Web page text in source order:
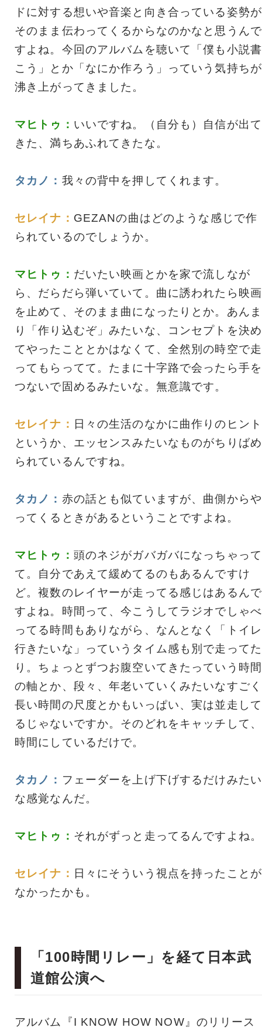
ドに対する想いや音楽と向き合っている姿勢が
そのまま伝わってくるからなのかなと思うんで
すよね。今回のアルバムを聴いて「僕も小説書
こう」とか「なにか作ろう」っていう気持ちが
沸き上がってきました。
マヒトゥ： いいですね。（自分も）自信が出て
きた、満ちあふれてきたな。
タカノ： 我々の背中を押してくれます。
セレイナ： GEZANの曲はどのような感じで作
られているのでしょうか。
マヒトゥ： だいたい映画とかを家で流しなが
ら、だらだら弾いていて。曲に誘われたら映画
を止めて、そのまま曲になったりとか。あんま
り「作り込むぞ」みたいな、コンセプトを決め
てやったこととかはなくて、全然別の時空で走
ってもらってて。たまに十字路で会ったら手を
つないで固めるみたいな。無意識です。
セレイナ： 日々の生活のなかに曲作りのヒント
というか、エッセンスみたいなものがちりばめ
られているんですね。
タカノ： 赤の話とも似ていますが、曲側からや
ってくるときがあるということですよね。
マヒトゥ： 頭のネジがガバガバになっちゃって
て。自分であえて緩めてるのもあるんですけ
ど。複数のレイヤーが走ってる感じはあるんで
すよね。時間って、今こうしてラジオでしゃべ
ってる時間もありながら、なんとなく「トイレ
行きたいな」っていうタイム感も別で走ってた
り。ちょっとずつお腹空いてきたっていう時間
の軸とか、段々、年老いていくみたいなすごく
長い時間の尺度とかもいっぱい、実は並走して
るじゃないですか。そのどれをキャッチして、
時間にしているだけで。
タカノ： フェーダーを上げ下げするだけみたい
な感覚なんだ。
マヒトゥ： それがずっと走ってるんですよね。
セレイナ： 日々にそういう視点を持ったことが
なかったかも。
「100時間リレー」を経て日本武
道館公演へ
アルバム『I KNOW HOW NOW』のリリース